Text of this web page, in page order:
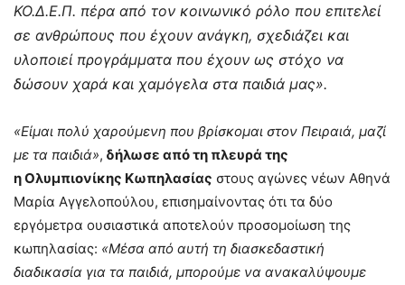
ΚΟ.Δ.Ε.Π. πέρα από τον κοινωνικό ρόλο που επιτελεί
σε ανθρώπους που έχουν ανάγκη, σχεδιάζει και
υλοποιεί προγράμματα που έχουν ως στόχο να
δώσουν χαρά και χαμόγελα στα παιδιά μας».
«Είμαι πολύ χαρούμενη που βρίσκομαι στον Πειραιά, μαζί
με τα παιδιά», δήλωσε από τη πλευρά της
η Ολυμπιονίκης Κωπηλασίας στους αγώνες νέων Αθηνά
Μαρία Αγγελοπούλου, επισημαίνοντας ότι τα δύο
εργόμετρα ουσιαστικά αποτελούν προσομοίωση της
κωπηλασίας: «Μέσα από αυτή τη διασκεδαστική
διαδικασία για τα παιδιά, μπορούμε να ανακαλύψουμε